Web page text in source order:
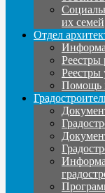
их семей
Отдел
Реестры
Реестры
Помощь